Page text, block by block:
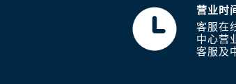
营业时
客服在
中心营
客服及